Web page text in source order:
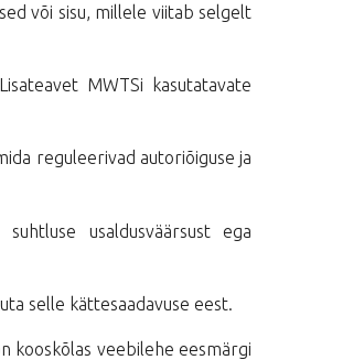
või sisu, millele viitab selgelt
MWTSi kasutatavate
reguleerivad autoriõiguse ja
usaldusväärsust ega
selle kättesaadavuse eest.
kooskõlas veebilehe eesmärgi